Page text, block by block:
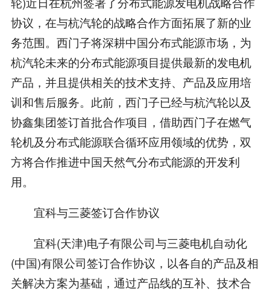
协议，在与杭汽轮的战略合作方面拓展了新的业
务范围。西门子将深耕中国分布式能源市场，为
杭汽轮未来的分布式能源项目提供最新的发电机
产品，并且提供相关的技术支持、产品及应用培
训和售后服务。此前，西门子已经与杭汽轮以及
协鑫集团签订首批合作项目，借助西门子在燃气
轮机及分布式能源联合循环应用领域的优势，双
方将合作推进中国天然气分布式能源的开发利
用。
宜科与三菱签订合作协议
宜科(天津)电子有限公司与三菱电机自动化
(中国)有限公司签订合作协议，以各自的产品及相
关解决方案为基础，通过产品线的互补、技术合